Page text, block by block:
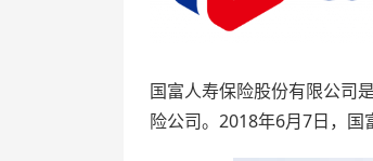
国富人寿保险股份有限公司
险公司。2018年6月7日，国